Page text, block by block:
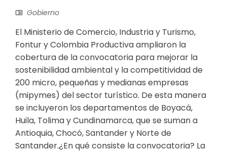
Gobierno
El Ministerio de Comercio, Industria y Turismo,
Fontur y Colombia Productiva ampliaron la
cobertura de la convocatoria para mejorar la
sostenibilidad ambiental y la competitividad de
200 micro, pequeñas y medianas empresas
(mipymes) del sector turístico. De esta manera
se incluyeron los departamentos de Boyacá,
Huila, Tolima y Cundinamarca, que se suman a
Antioquia, Chocó, Santander y Norte de
Santander. ​¿En qué consist​e la convocatoria? La